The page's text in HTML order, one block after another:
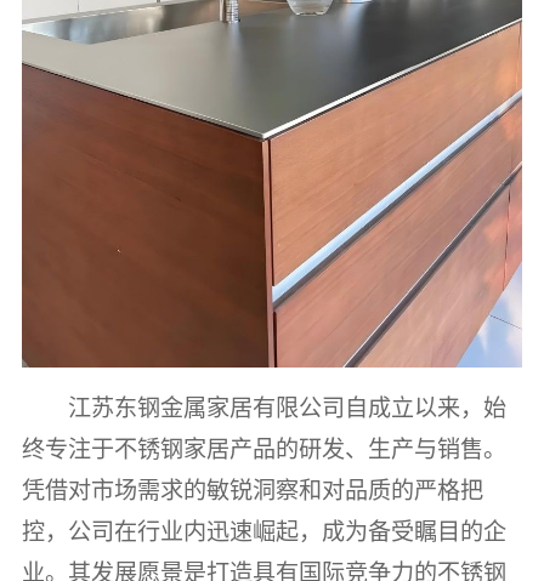
江苏东钢金属家居有限公司自成立以来，始
终专注于不锈钢家居产品的研发、生产与销售。
凭借对市场需求的敏锐洞察和对品质的严格把
控，公司在行业内迅速崛起，成为备受瞩目的企
业。其发展愿景是打造具有国际竞争力的不锈钢